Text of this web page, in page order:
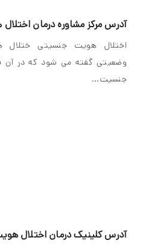
آدرس مرکز مشاوره درمان
اختلال هویت جنسیتی
وضعیتی گفته می شود که در آن
جنسیت…
آدرس کلینیک درمان اختلال